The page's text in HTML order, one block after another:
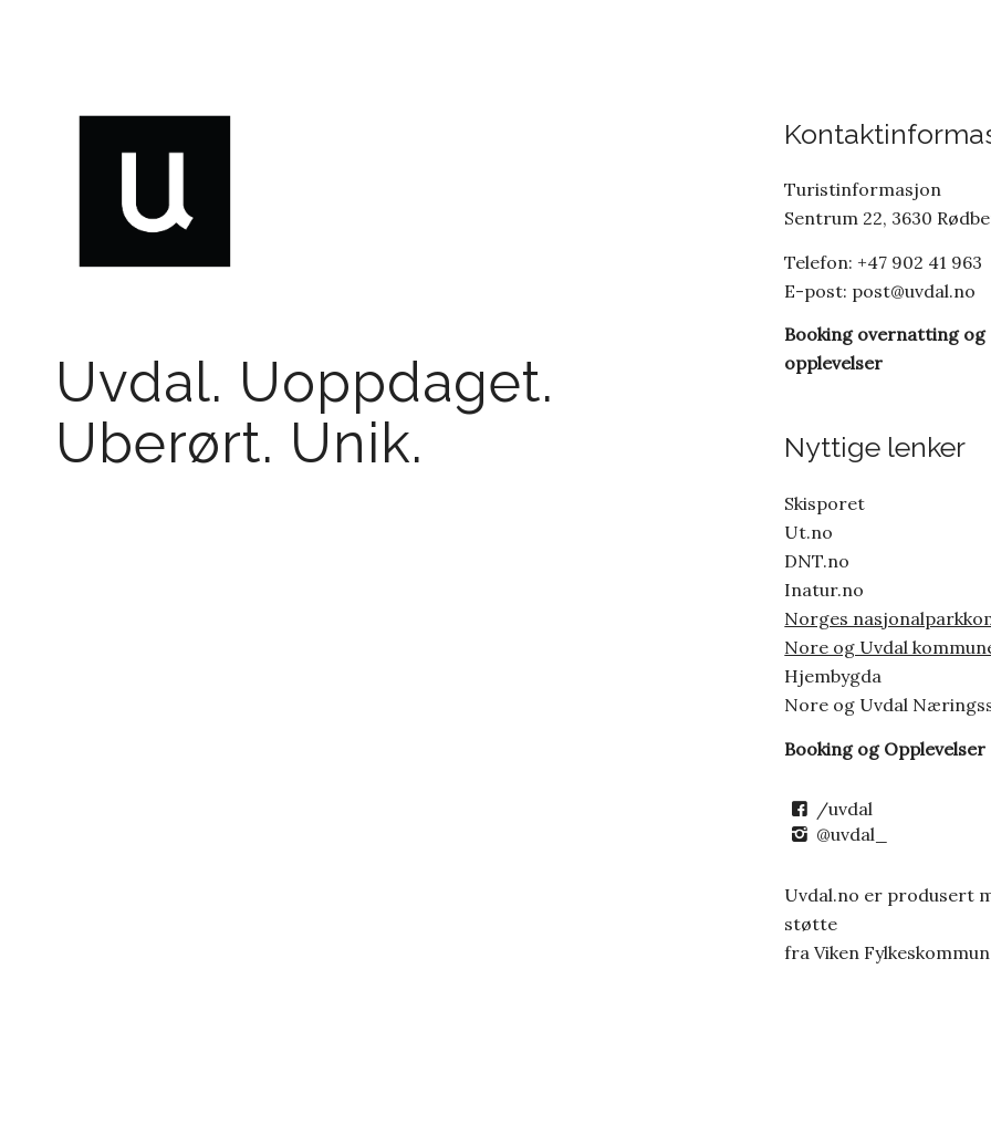
Uvdal. Uoppdaget.
Uberørt. Unik.
Turistinformasjon
Sentrum 22, 3630
Telefon: +47 902 41 963
E-post: post@uvdal.no
Booking overnatting og
opplevelser
Nyttige lenker
Skisporet
Ut.no
DNT.no
Inatur.no
Norges
Nore og Uvdal
Hjembygda
Nore og Uvdal
Booking og Opplevelser
/uvdal
@uvdal_
Uvdal.no er produsert
støtte
fra Viken